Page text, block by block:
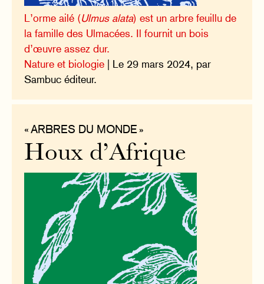
L’orme ailé (Ulmus alata) est un arbre feuillu de
la famille des Ulmacées. Il fournit un bois
d’œuvre assez dur.
Nature et biologie | Le 29 mars 2024, par
Sambuc éditeur.
« ARBRES DU MONDE »
Houx d’Afrique